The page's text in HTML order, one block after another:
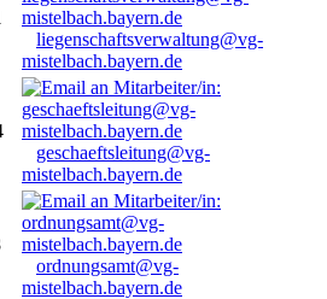
liegenschaftsverwaltung@vg-
mistelbach.bayern.de
geschaeftsleitung@vg-
mistelbach.bayern.de
ordnungsamt@vg-
mistelbach.bayern.de